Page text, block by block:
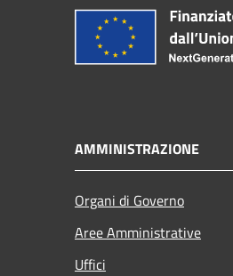
AMMINISTRAZIONE
Organi di Governo
Aree Amministrative
Uffici